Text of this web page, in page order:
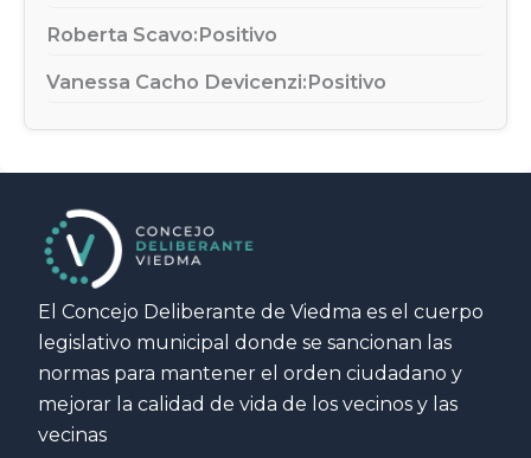
Roberta Scavo:Positivo
Vanessa Cacho Devicenzi:Positivo
El Concejo Deliberante de Viedma es el cuerpo
legislativo municipal donde se sancionan las
normas para mantener el orden ciudadano y
mejorar la calidad de vida de los vecinos y las
vecinas